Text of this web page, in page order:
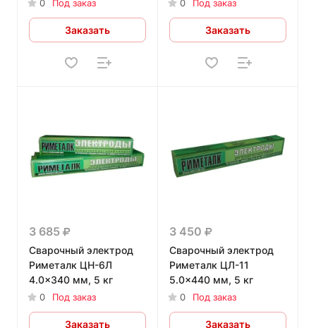
0 Под заказ
Заказать
0 Под заказ
Заказать
3 685
Сварочный электрод
Риметалк ЦН-6Л
4.0x340 мм, 5 кг
0 Под заказ
Заказать
3 450
Сварочный электрод
Риметалк ЦЛ-11
5.0x440 мм, 5 кг
0 Под заказ
Заказать